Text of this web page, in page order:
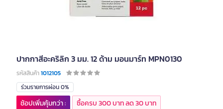
ปากกาสีอะคริลิก 3 มม. 12 ด้าม มอนมาร์ท MPN0130
รหัสสินค้า1012105
ร่วมรายการผ่อน 0%
ช้อปเพิ่มคุ้มกว่า : ซื้อครบ 300 บาท ลด 30 บาท